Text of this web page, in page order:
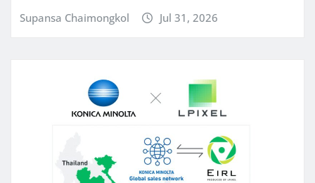
Supansa Chaimongkol Jul 31, 2026